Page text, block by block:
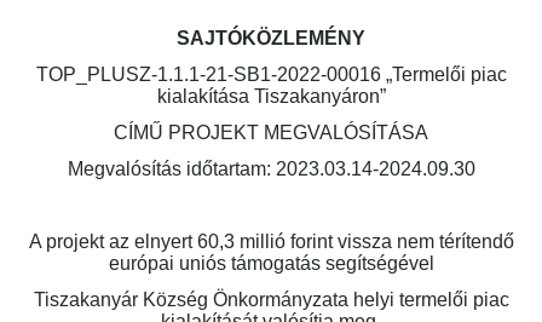
SAJTÓKÖZLEMÉNY
TOP_PLUSZ-1.1.1-21-SB1-2022-00016 „Termelői piac
kialakítása Tiszakanyáron”
CÍMŰ PROJEKT MEGVALÓSÍTÁSA
Megvalósítás időtartam: 2023.03.14-2024.09.30
A projekt az elnyert 60,3 millió forint vissza nem térítendő
európai uniós támogatás segítségével
Tiszakanyár Község Önkormányzata helyi termelői piac